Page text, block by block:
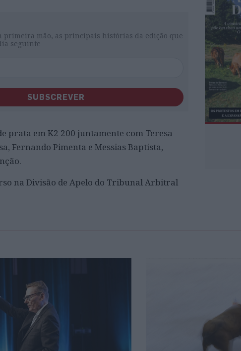
primeira mão, as principais histórias da edição que
seguinte
SUBSCREVER
prata em K2 200 juntamente com Teresa
Fernando Pimenta e Messias Baptista,
na Divisão de Apelo do Tribunal Arbitral